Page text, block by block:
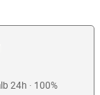
24h · 100%